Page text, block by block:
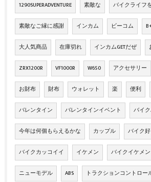
1290SUPERADVENTURE 素敵な バイクライフ
素敵なご縁に感謝 インカム ビーコム
大人気商品 在庫切れ インカムGETだぜ
ZRX1200R VF1000R W650 アクセサリー
お財布 財布 ウォレット 楽 便利
バレンタイン バレンタインイベント バイ
今年は何個もらえるかな カップル バイク
バイクカッコイイ イケメン バイクイケメン
ニューモデル ABS トラクションコントロー